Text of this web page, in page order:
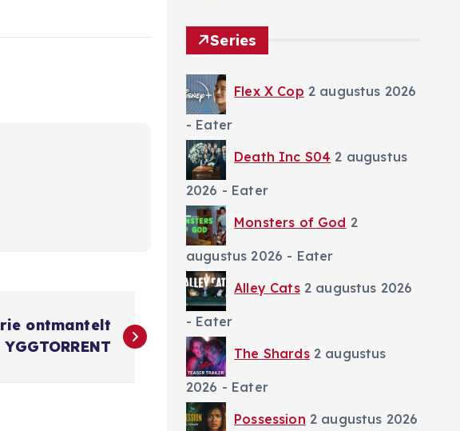
ontmantelt
YGGTORRENT
Series
Flex X Cop 2 augustus 2026
- Eater
Death Inc S04 2 augustus
2026 - Eater
Monsters of God 2
augustus 2026 - Eater
Alley Cats 2 augustus 2026
- Eater
The Shards 2 augustus
2026 - Eater
Possession 2 augustus 2026